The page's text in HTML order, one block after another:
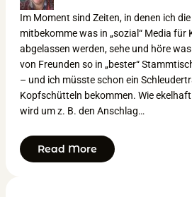
Im Moment sind Zeiten, in denen ich
mitbekomme was in „sozial“ Media für
abgelassen werden, sehe und höre
von Freunden so in „bester“
– und ich müsste schon ein
Kopfschütteln bekommen. Wie
wird um z. B. den Anschlag…
Read More